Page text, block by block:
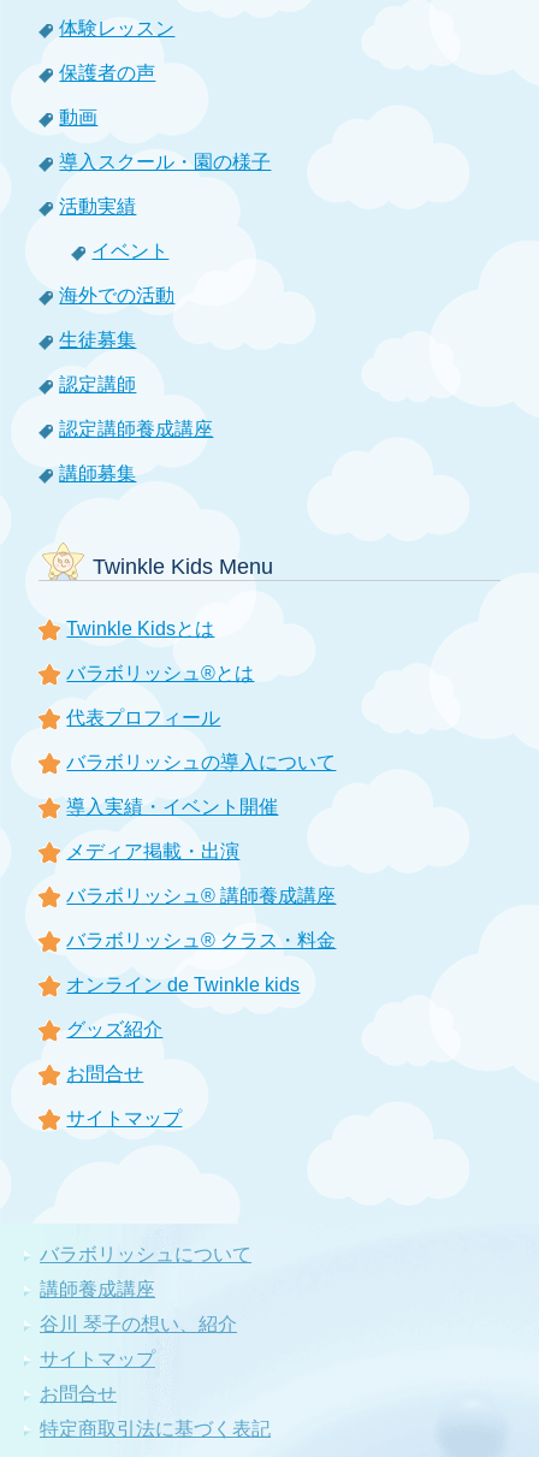
体験レッスン
保護者の声
動画
導入スクール・園の様子
活動実績
イベント
海外での活動
生徒募集
認定講師
認定講師養成講座
講師募集
Twinkle Kids Menu
Twinkle Kidsとは
バラボリッシュ®とは
代表プロフィール
バラボリッシュの導入について
導入実績・イベント開催
メディア掲載・出演
バラボリッシュ® 講師養成講座
バラボリッシュ® クラス・料金
オンライン de Twinkle kids
グッズ紹介
お問合せ
サイトマップ
バラボリッシュについて
講師養成講座
谷川 琴子の想い、紹介
サイトマップ
お問合せ
特定商取引法に基づく表記